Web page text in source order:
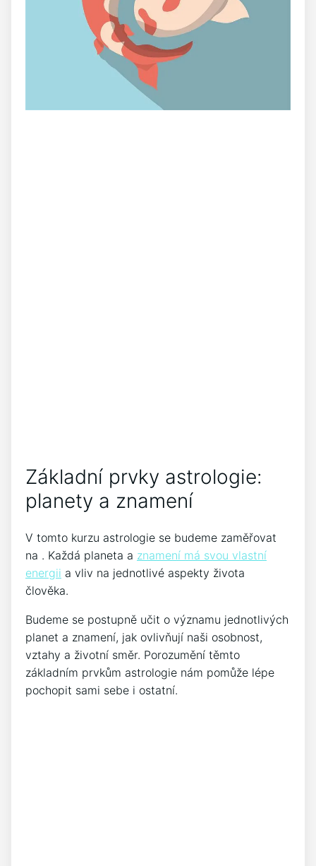
Základní prvky astrologie:
planety a znamení
V tomto kurzu astrologie se budeme zaměřovat
na . Každá planeta a znamení má svou vlastní
energii a vliv na jednotlivé aspekty života
člověka.
Budeme se postupně učit o významu jednotlivých
planet a znamení, jak ovlivňují naši osobnost,
vztahy a životní směr. Porozumění těmto
základním prvkům astrologie nám pomůže lépe
pochopit sami sebe i ostatní.